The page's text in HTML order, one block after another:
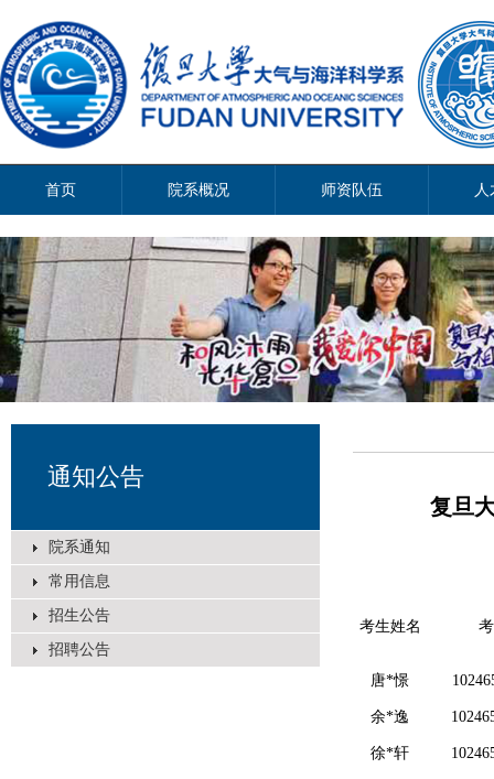
首页 院系概况 师资队伍 人
通知公告
院系通知
常用信息
招生公告
招聘公告
复旦
考生姓名
唐*憬
余*逸
徐*轩